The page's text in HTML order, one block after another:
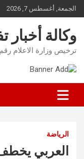
Skip
to
content
الجمعة, أغسطس 7, 2026
وكالة
ترخيص وزارة الاعلام رقم «2019/332» للتواصل :
الرياضة
العربي